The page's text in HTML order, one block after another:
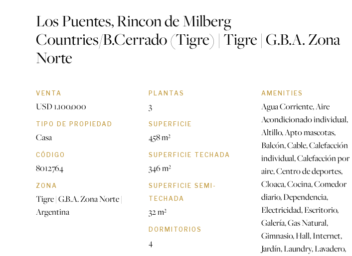
Los Puentes, Rincon de Milberg
Countries/B.Cerrado (Tigre) | Tigre | G.B.A. Zona
Norte
VENTA
USD 1.100.000
TIPO DE PROPIEDAD
Casa
CÓDIGO
8012764
ZONA
Tigre | G.B.A. Zona Norte |
Argentina
PLANTAS
3
SUPERFICIE
458 m²
SUPERFICIE TECHADA
346 m²
SUPERFICIE SEMI-
TECHADA
32 m²
DORMITORIOS
4
AMENITIES
Agua Corriente, Aire
Acondicionado individual,
Altillo, Apto mascotas,
Balcón, Cable, Calefacción
individual, Calefacción por
aire, Centro de deportes,
Cloaca, Cocina, Comedor
diario, Dependencia,
Electricidad, Escritorio,
Galería, Gas Natural,
Gimnasio, Hall, Internet,
Jardín, Laundry, Lavadero,